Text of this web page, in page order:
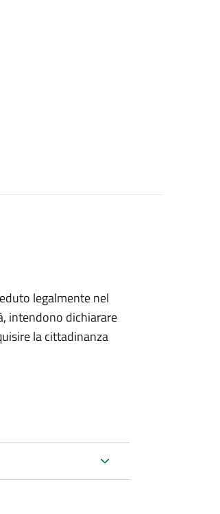
legalmente nel
intendono dichiarare
la cittadinanza